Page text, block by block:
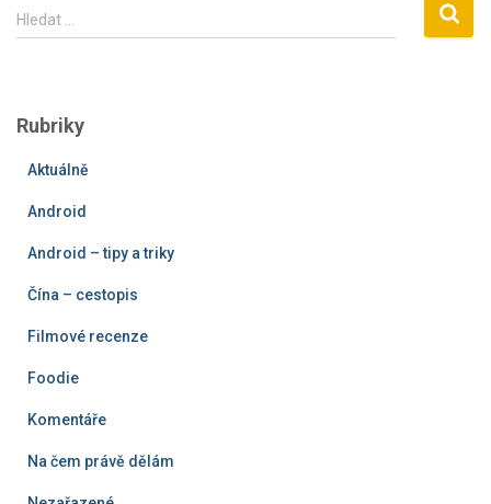
V
y
d
Hledat …
Rubriky
Aktuálně
Android
Android – tipy a triky
Čína – cestopis
Filmové recenze
Foodie
Komentáře
Na čem právě dělám